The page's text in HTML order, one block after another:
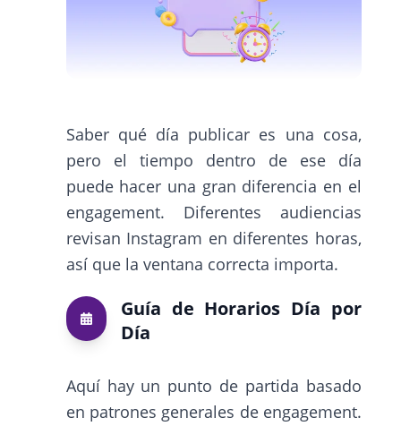
Saber qué día publicar es una cosa,
pero el tiempo dentro de ese día
puede hacer una gran diferencia en el
engagement. Diferentes audiencias
revisan Instagram en diferentes horas,
así que la ventana correcta importa.
Guía de Horarios Día por
Día
Aquí hay un punto de partida basado
en patrones generales de engagement.